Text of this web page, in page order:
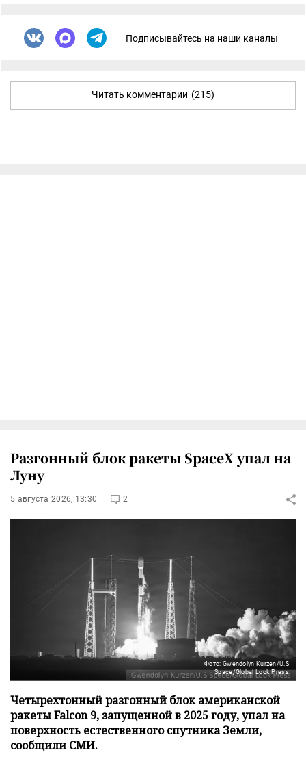
Подписывайтесь на наши каналы
Читать комментарии (215)
Разгонный блок ракеты SpaceX упал на
Луну
5 августа 2026, 13:30 2
Фото: Gwendolyn Kurzen/U.S
Space/Global Look Press
Четырехтонный разгонный блок американской
ракеты Falcon 9, запущенной в 2025 году, упал на
поверхность естественного спутника Земли,
сообщили СМИ.